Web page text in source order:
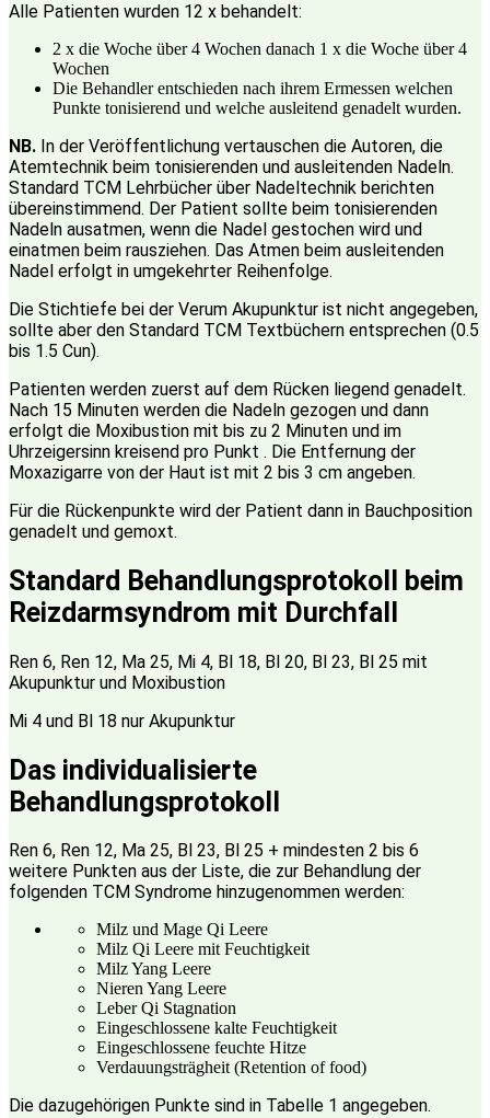
Alle Patienten wurden 12 x behandelt:
2 x die Woche über 4 Wochen danach 1 x die Woche über 4
Wochen
Die Behandler entschieden nach ihrem Ermessen welchen
Punkte tonisierend und welche ausleitend genadelt wurden.
NB. In der Veröffentlichung vertauschen die Autoren, die
Atemtechnik beim tonisierenden und ausleitenden Nadeln.
Standard TCM Lehrbücher über Nadeltechnik berichten
übereinstimmend. Der Patient sollte beim tonisierenden
Nadeln ausatmen, wenn die Nadel gestochen wird und
einatmen beim rausziehen. Das Atmen beim ausleitenden
Nadel erfolgt in umgekehrter Reihenfolge.
Die Stichtiefe bei der Verum Akupunktur ist nicht angegeben,
sollte aber den Standard TCM Textbüchern entsprechen (0.5
bis 1.5 Cun).
Patienten werden zuerst auf dem Rücken liegend genadelt.
Nach 15 Minuten werden die Nadeln gezogen und dann
erfolgt die Moxibustion mit bis zu 2 Minuten und im
Uhrzeigersinn kreisend pro Punkt . Die Entfernung der
Moxazigarre von der Haut ist mit 2 bis 3 cm angeben.
Für die Rückenpunkte wird der Patient dann in Bauchposition
genadelt und gemoxt.
Standard Behandlungsprotokoll beim
Reizdarmsyndrom mit Durchfall
Ren 6, Ren 12, Ma 25, Mi 4, Bl 18, Bl 20, Bl 23, Bl 25 mit
Akupunktur und Moxibustion
Mi 4 und Bl 18 nur Akupunktur
Das individualisierte
Behandlungsprotokoll
Ren 6, Ren 12, Ma 25, Bl 23, Bl 25 + mindesten 2 bis 6
weitere Punkten aus der Liste, die zur Behandlung der
folgenden TCM Syndrome hinzugenommen werden:
Milz und Mage Qi Leere
Milz Qi Leere mit Feuchtigkeit
Milz Yang Leere
Nieren Yang Leere
Leber Qi Stagnation
Eingeschlossene kalte Feuchtigkeit
Eingeschlossene feuchte Hitze
Verdauungsträgheit (Retention of food)
Die dazugehörigen Punkte sind in Tabelle 1 angegeben.